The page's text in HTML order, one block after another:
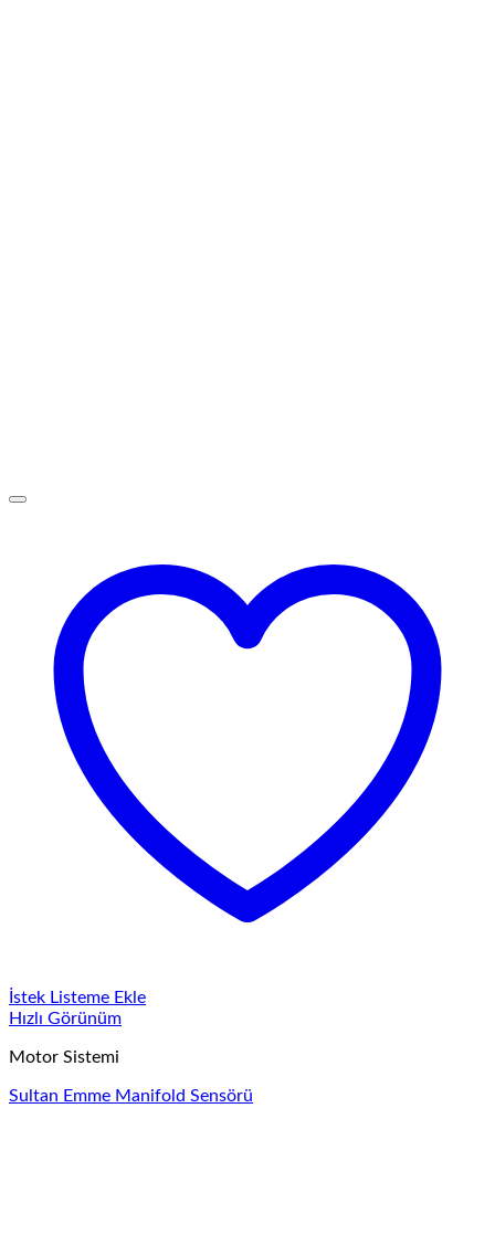
İstek Listeme Ekle
Hızlı Görünüm
Motor Sistemi
Sultan Emme Manifold Sensörü